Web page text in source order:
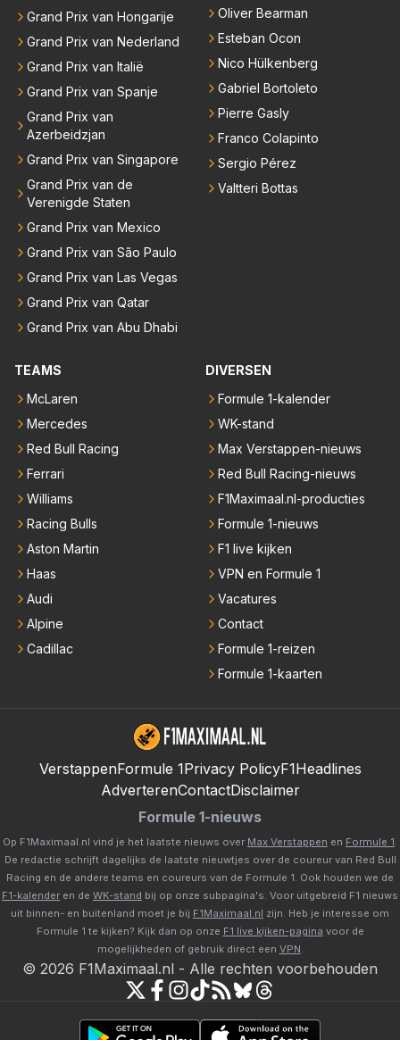
Grand Prix van Hongarije
Grand Prix van Nederland
Grand Prix van Italië
Grand Prix van Spanje
Grand Prix van
Azerbeidzjan
Grand Prix van Singapore
Grand Prix van de
Verenigde Staten
Grand Prix van Mexico
Grand Prix van São Paulo
Grand Prix van Las Vegas
Grand Prix van Qatar
Grand Prix van Abu Dhabi
Oliver Bearman
Esteban Ocon
Nico Hülkenberg
Gabriel Bortoleto
Pierre Gasly
Franco Colapinto
Sergio Pérez
Valtteri Bottas
TEAMS
McLaren
Mercedes
Red Bull Racing
Ferrari
Williams
Racing Bulls
Aston Martin
Haas
Audi
Alpine
Cadillac
DIVERSEN
Formule 1-kalender
WK-stand
Max Verstappen-nieuws
Red Bull Racing-nieuws
F1Maximaal.nl-producties
Formule 1-nieuws
F1 live kijken
VPN en Formule 1
Vacatures
Contact
Formule 1-reizen
Formule 1-kaarten
VerstappenFormule 1Privacy PolicyF1Headlines
AdverterenContactDisclaimer
Formule 1-nieuws
Op F1Maximaal.nl vind je het laatste nieuws over Max Verstappen en Formule 1
De redactie schrijft dagelijks de laatste nieuwtjes over de coureur van Red Bull
Racing en de andere teams en coureurs van de Formule 1. Ook houden we de
F1-kalender en de WK-stand bij op onze subpagina's. Voor uitgebreid F1 nieuws
uit binnen- en buitenland moet je bij F1Maximaal.nl zijn. Heb je interesse om
Formule 1 te kijken? Kijk dan op onze F1 live kijken-pagina voor de
mogelijkheden of gebruik direct een VPN
© 2026 F1Maximaal.nl - Alle rechten voorbehouden